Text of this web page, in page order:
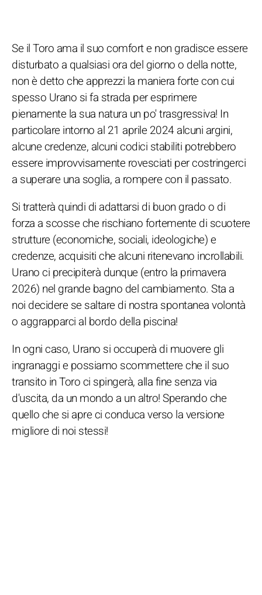
Se il Toro ama il suo comfort e non gradisce essere
disturbato a qualsiasi ora del giorno o della notte,
non è detto che apprezzi la maniera forte con cui
spesso Urano si fa strada per esprimere
pienamente la sua natura un po' trasgressiva! In
particolare intorno al 21 aprile 2024 alcuni argini,
alcune credenze, alcuni codici stabiliti potrebbero
essere improvvisamente rovesciati per costringerci
a superare una soglia, a rompere con il passato.
Si tratterà quindi di adattarsi di buon grado o di
forza a scosse che rischiano fortemente di scuotere
strutture (economiche, sociali, ideologiche) e
credenze, acquisiti che alcuni ritenevano incrollabili.
Urano ci precipiterà dunque (entro la primavera
2026) nel grande bagno del cambiamento. Sta a
noi decidere se saltare di nostra spontanea volontà
o aggrapparci al bordo della piscina!
In ogni caso, Urano si occuperà di muovere gli
ingranaggi e possiamo scommettere che il suo
transito in Toro ci spingerà, alla fine senza via
d'uscita, da un mondo a un altro! Sperando che
quello che si apre ci conduca verso la versione
migliore di noi stessi!